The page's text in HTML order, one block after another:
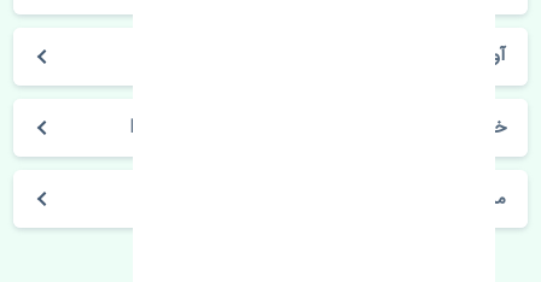
آوانته
خرید کاسه نمد میل سوپاپ هیوندای آوانته MOBIS
مشخصات فنی اتومبیل